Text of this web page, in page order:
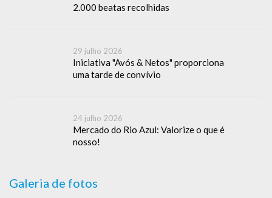
2.000 beatas recolhidas
29 julho 2026
Iniciativa "Avós & Netos" proporciona
uma tarde de convívio
24 julho 2026
Mercado do Rio Azul: Valorize o que é
nosso!
Galeria de fotos